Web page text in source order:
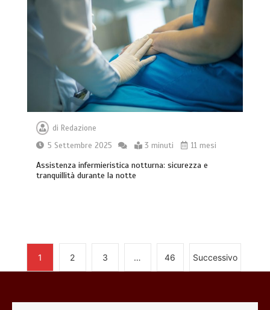
di Redazione
5 Settembre 2025
3 minuti 11 mesi
Assistenza infermieristica notturna: sicurezza e
tranquillità durante la notte
1 2 3 … 46 Successivo
Acqua calda in casa: cosa fare se c’è un
malfunzionamento
3 minuti
Gestione dei costi dell’automobile:
strategie per ottimizzare le spese di
mantenimento
Offerte luce e gas: come scegliere la